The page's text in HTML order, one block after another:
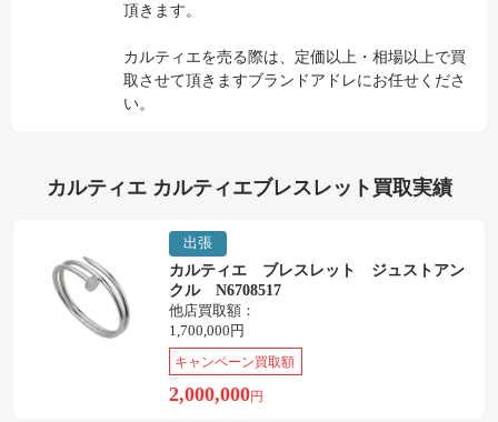
頂きます。
カルティエを売る際は、定価以上・相場以上で買
取させて頂きますブランドアドレにお任せくださ
い。
カルティエ カルティエブレスレット買取実績
出張
カルティエ ブレスレット ジュストアン
クル N6708517
他店買取額：
1,700,000円
キャンペーン買取額
2,000,000円